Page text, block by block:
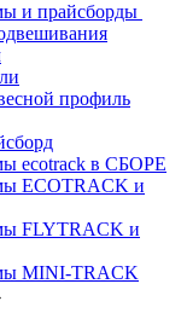
и прайсборды
профиль
ecotrack в СБОРЕ
ECOTRACK и
FLYTRACK и
MINI-TRACK